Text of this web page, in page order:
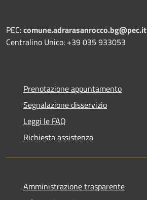
PEC:comune.adrarasanrocco.bg@pec.it
Centralino Unico: +39 035 933053
Prenotazione appuntamento
Segnalazione disservizio
Leggi le FAQ
Richiesta assistenza
Amministrazione trasparente